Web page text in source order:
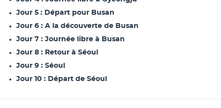
Jour 5 : Départ pour Busan
Jour 6 : A la découverte de Busan
Jour 7 : Journée libre à Busan
Jour 8 : Retour à Séoul
Jour 9 : Séoul
Jour 10 : Départ de Séoul